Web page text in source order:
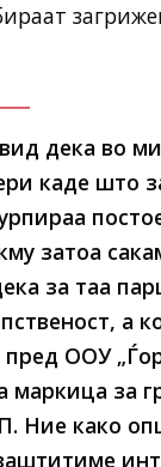
дека во
каде што
затоа
за таа
а
ООУ
маркица за
Ние како